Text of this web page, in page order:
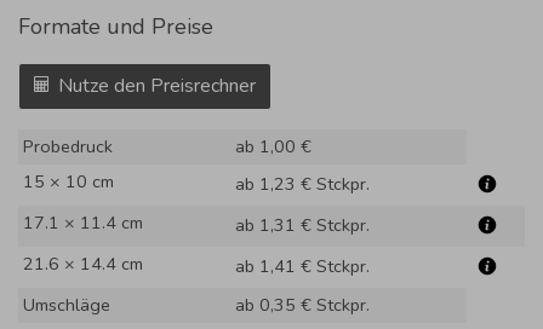
Formate und Preise
Nutze den Preisrechner
Probedruck
ab 1,00 €
15 × 10 cm
ab 1,23 € Stckpr.
17.1 × 11.4 cm
ab 1,31 € Stckpr.
21.6 × 14.4 cm
ab 1,41 € Stckpr.
Umschläge
ab 0,35 € Stckpr.